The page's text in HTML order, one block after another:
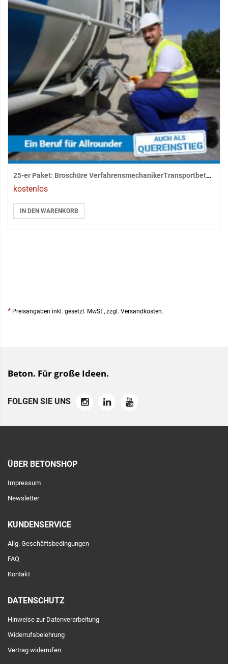
25-er Paket: Broschüre VerfahrensmechanikerTransportbeton (m/w/d)
kostenlos
IN DEN WARENKORB
*Preisangaben inkl. gesetzl. MwSt., zzgl. Versandkosten.
Beton. Für große Ideen.
FOLGEN SIE UNS
ÜBER BETONSHOP
Impressum
Newsletter
KUNDENSERVICE
Allg. Geschäftsbedingungen
FAQ
Kontakt
DATENSCHUTZ
Hinweise zur Datenverarbeitung
Widerrufsbelehrung
Vertrag widerrufen